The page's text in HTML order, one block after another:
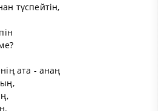
түспейтін,
ата - анаң